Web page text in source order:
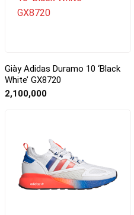
Giày Adidas Duramo 10 ‘Black
White’ GX8720
2,100,000